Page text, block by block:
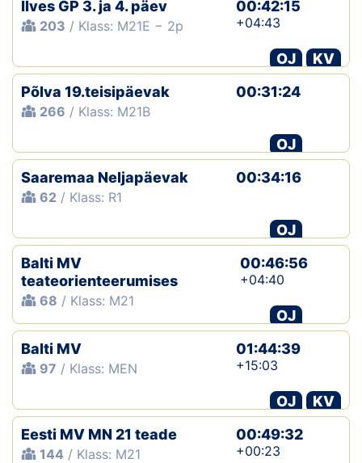
Ilves GP 3. ja 4. päev
203 / Klass: M21E − 2p
00:42:15
+04:43
OJ
KV
Põlva 19.teisipäevak
266 / Klass: M21B
00:31:24
OJ
Saaremaa Neljapäevak
62 / Klass: R1
00:34:16
OJ
Balti MV
teateorienteerumises
68 / Klass: M21
00:46:56
+04:40
OJ
Balti MV
97 / Klass: MEN
01:44:39
+15:03
OJ
KV
Eesti MV MN 21 teade
144 / Klass: M21
00:49:32
+00:23